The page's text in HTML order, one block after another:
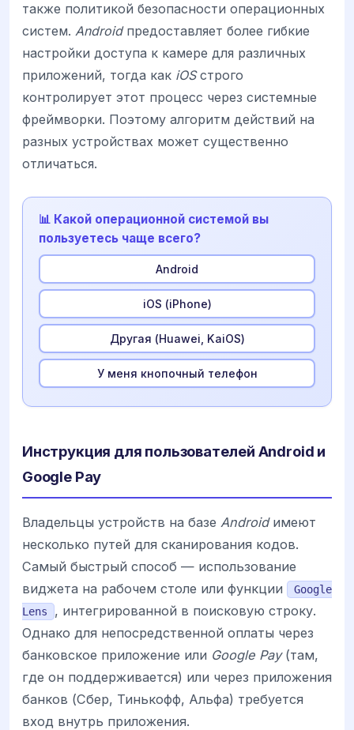
также политикой безопасности операционных
систем. Androidпредоставляет более гибкие
настройки доступа к камере для различных
приложений, тогда как iOSстрого
контролирует этот процесс через системные
фреймворки. Поэтому алгоритм действий на
разных устройствах может существенно
отличаться.
📊 Какой операционной системой вы
пользуетесь чаще всего?
Android
iOS (iPhone)
Другая (Huawei, KaiOS)
У меня кнопочный телефон
Инструкция для пользователей Android и
Google Pay
Владельцы устройств на базе Androidимеют
несколько путей для сканирования кодов.
Самый быстрый способ — использование
виджета на рабочем столе или функции
Google
Lens
, интегрированной в поисковую строку.
Однако для непосредственной оплаты через
банковское приложение или Google Pay(там,
где он поддерживается) или через приложения
банков (Сбер, Тинькофф, Альфа) требуется
вход внутрь приложения.